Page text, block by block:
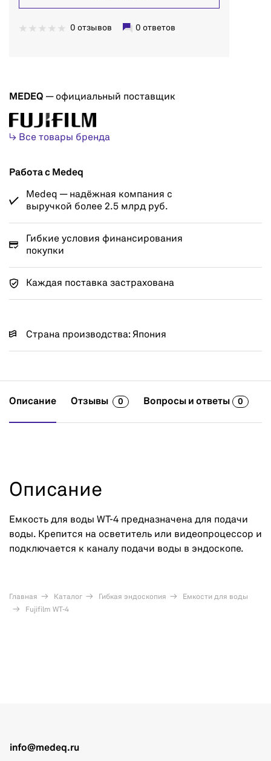
0 отзывов 0 ответов
MEDEQ — официальный поставщик
↳ Все товары бренда
Работа с Medeq
Medeq — надёжная компания с
выручкой более 2.5 млрд руб.
Гибкие условия финансирования
покупки
Каждая поставка застрахована
Страна производства: Япония
Описание Отзывы 0 Вопросы и ответы 0
Описание
Емкость для воды WT-4 предназначена для подачи
воды. Крепится на осветитель или видеопроцессор и
подключается к каналу подачи воды в эндоскопе.
Главная Каталог Гибкая эндоскопия
Емкости для воды
Fujifilm WT-4
info@medeq.ru